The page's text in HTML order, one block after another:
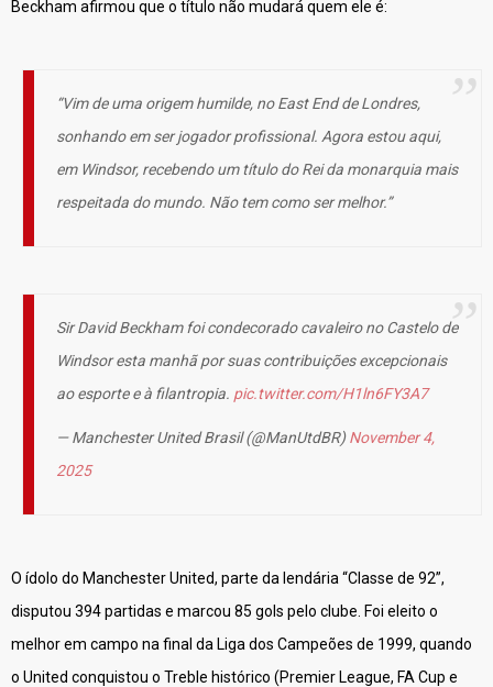
Beckham afirmou que o título não mudará quem ele é:
“Vim de uma origem humilde, no East End de Londres,
sonhando em ser jogador profissional. Agora estou aqui,
em Windsor, recebendo um título do Rei da monarquia mais
respeitada do mundo. Não tem como ser melhor.”
Sir David Beckham foi condecorado cavaleiro no Castelo de
Windsor esta manhã por suas contribuições excepcionais
ao esporte e à filantropia. pic.twitter.com/H1ln6FY3A7
— Manchester United Brasil (@ManUtdBR)November 4,
2025
O ídolo do Manchester United, parte da lendária “Classe de 92”,
disputou 394 partidas e marcou 85 gols pelo clube. Foi eleito o
melhor em campo na final da Liga dos Campeões de 1999, quando
o United conquistou o Treble histórico (Premier League, FA Cup e